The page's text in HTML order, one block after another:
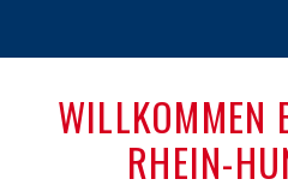
WILLKOMMEN
RHEIN-